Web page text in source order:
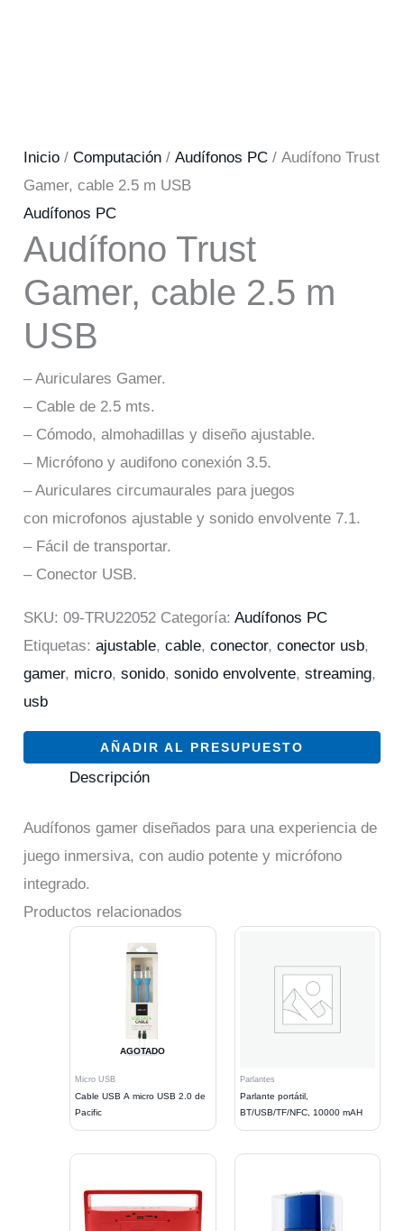
Inicio /Computación /Audífonos PC / Audífono Trust
Gamer, cable 2.5 m USB
Audífonos PC
Audífono Trust
Gamer, cable 2.5 m
USB
– Auriculares Gamer.
– Cable de 2.5 mts.
– Cómodo, almohadillas y diseño ajustable.
– Micrófono y audifono conexión 3.5.
– Auriculares circumaurales para juegos
con microfonos ajustable y sonido envolvente 7.1.
– Fácil de transportar.
– Conector USB.
SKU:09-TRU22052 Categoría:Audífonos PC
Etiquetas:ajustable,cable,conector,conector usb,
gamer, micro,sonido,sonido envolvente,streaming,
usb
AÑADIR AL PRESUPUESTO
Descripción
Audífonos gamer diseñados para una experiencia de
juego inmersiva, con audio potente y micrófono
integrado.
Productos relacionados
AGOTADO
Micro USB
Cable USB A micro USB 2.0 de
Pacific
Parlantes
Parlante portátil,
BT/USB/TF/NFC, 10000 mAH